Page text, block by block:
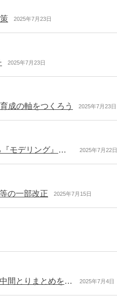
2025年7月23日
2025年7月23日
成の軸をつくろう 2025年7月23日
【専門家コラム】人材育成で見落とされがちな教育手法 リーダーがキーパーソンとなる『モデリング』とは 2025年7月22日
の一部改正 2025年7月15日
「経済社会情勢の変化に対応したキャリアコンサルティングの実現に関する研究会」の中間とりまとめを公表（厚労省） 2025年7月4日